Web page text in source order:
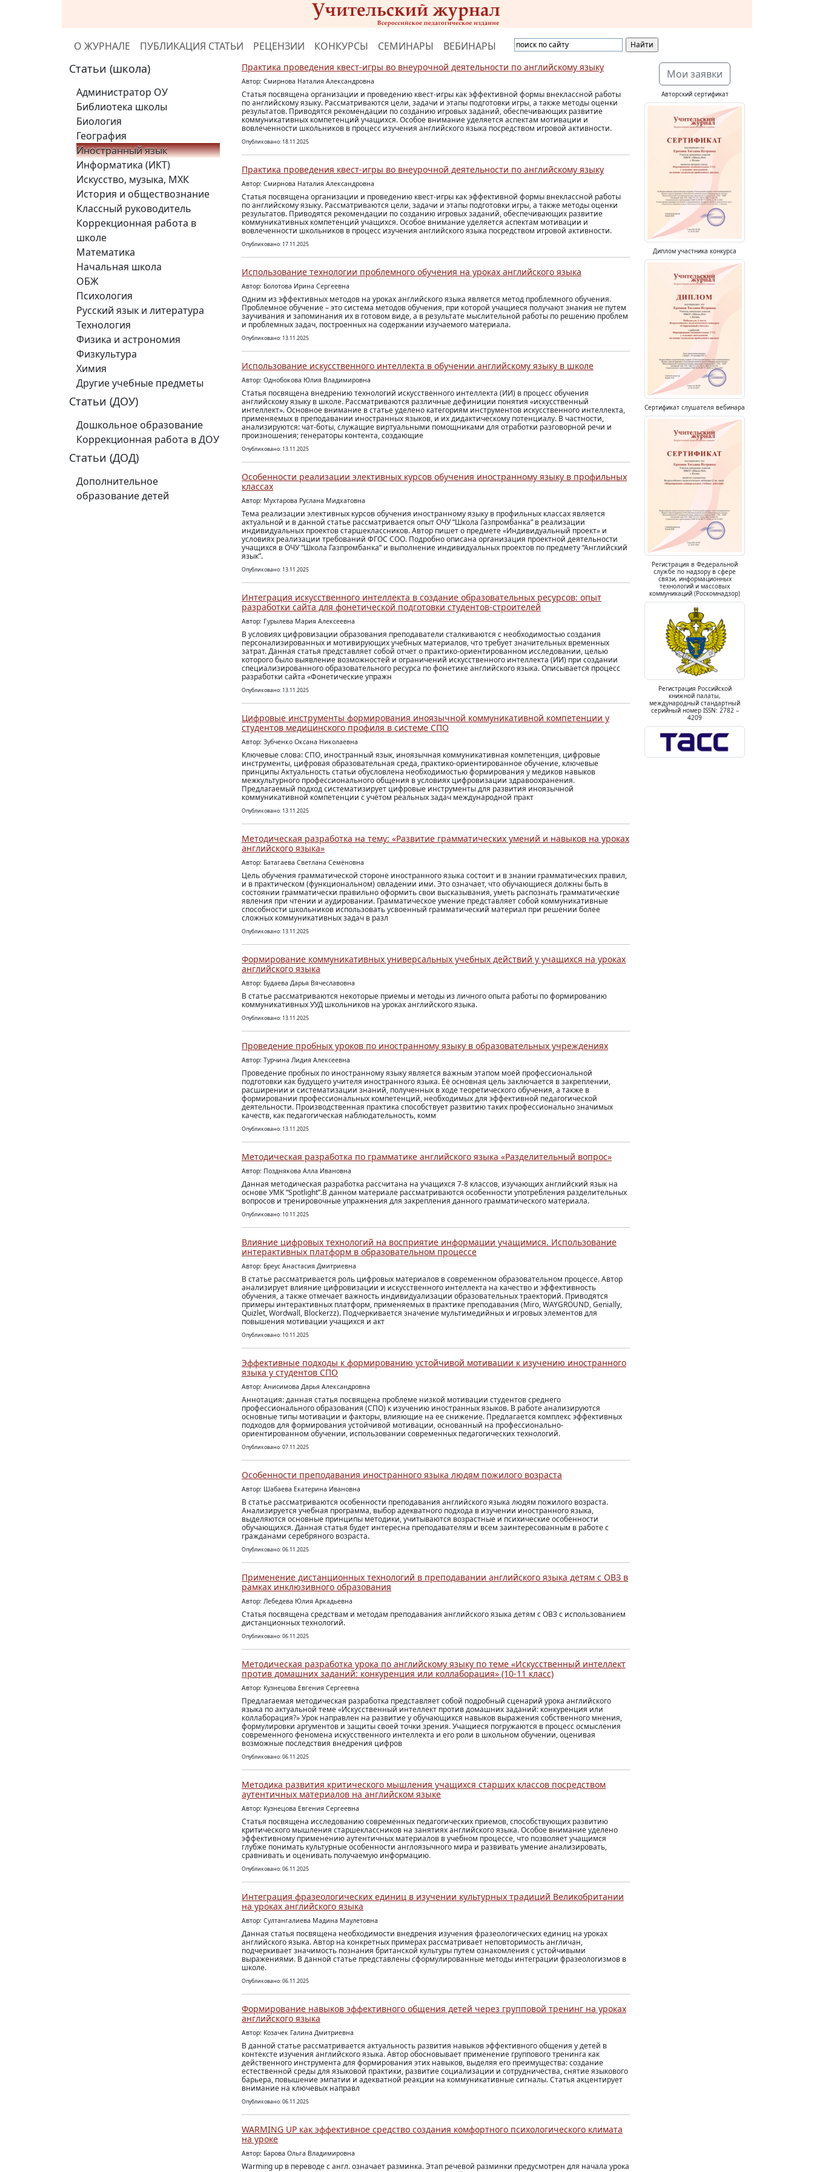
О ЖУРНАЛЕ ПУБЛИКАЦИЯ СТАТЬИ РЕЦЕНЗИИ КОНКУРСЫ СЕМИНАРЫ ВЕБИНАРЫ
Статьи (школа)
Администратор ОУ
Библиотека школы
Биология
География
Иностранный язык
Информатика (ИКТ)
Искусство, музыка, МХК
История и обществознание
Классный руководитель
Коррекционная работа в
школе
Математика
Начальная школа
ОБЖ
Психология
Русский язык и литература
Технология
Физика и астрономия
Физкультура
Химия
Другие учебные предметы
Статьи (ДОУ)
Дошкольное образование
Коррекционная работа в ДОУ
Статьи (ДОД)
Дополнительное
образование детей
Практика проведения квест-игры во внеурочной деятельности по английскому языку
Автор: Смирнова Наталия Александровна
Статья посвящена организации и проведению квест-игры как эффективной формы внеклассной работы
по английскому языку. Рассматриваются цели, задачи и этапы подготовки игры, а также методы оценки
результатов. Приводятся рекомендации по созданию игровых заданий, обеспечивающих развитие
коммуникативных компетенций учащихся. Особое внимание уделяется аспектам мотивации и
вовлеченности школьников в процесс изучения английского языка посредством игровой активности.
Опубликовано: 18.11.2025
Практика проведения квест-игры во внеурочной деятельности по английскому языку
Автор: Смирнова Наталия Александровна
Статья посвящена организации и проведению квест-игры как эффективной формы внеклассной работы
по английскому языку. Рассматриваются цели, задачи и этапы подготовки игры, а также методы оценки
результатов. Приводятся рекомендации по созданию игровых заданий, обеспечивающих развитие
коммуникативных компетенций учащихся. Особое внимание уделяется аспектам мотивации и
вовлеченности школьников в процесс изучения английского языка посредством игровой активности.
Опубликовано: 17.11.2025
Использование технологии проблемного обучения на уроках английского языка
Автор: Болотова Ирина Сергеевна
Одним из эффективных методов на уроках английского языка является метод проблемного обучения.
Проблемное обучение – это система методов обучения, при которой учащиеся получают знания не путем
заучивания и запоминания их в готовом виде, а в результате мыслительной работы по решению проблем
и проблемных задач, построенных на содержании изучаемого материала.
Опубликовано: 13.11.2025
Использование искусственного интеллекта в обучении английскому языку в школе
Автор: Однобокова Юлия Владимировна
Статья посвящена внедрению технологий искусственного интеллекта (ИИ) в процесс обучения
английскому языку в школе. Рассматриваются различные дефиниции понятия «искусственный
интеллект». Основное внимание в статье уделено категориям инструментов искусственного интеллекта,
применяемых в преподавании иностранных языков, и их дидактическому потенциалу. В частности,
анализируются: чат-боты, служащие виртуальными помощниками для отработки разговорной речи и
произношения; генераторы контента, создающие
Опубликовано: 13.11.2025
Особенности реализации элективных курсов обучения иностранному языку в профильных
классах
Автор: Мухтарова Руслана Мидхатовна
Тема реализации элективных курсов обучения иностранному языку в профильных классах является
актуальной и в данной статье рассматривается опыт ОЧУ “Школа Газпромбанка” в реализации
индивидуальных проектов старшеклассников. Автор пишет о предмете «Индивидуальный проект» и
условиях реализации требований ФГОС СОО. Подробно описана организация проектной деятельности
учащихся в ОЧУ “Школа Газпромбанка” и выполнение индивидуальных проектов по предмету “Английский
язык”.
Опубликовано: 13.11.2025
Интеграция искусственного интеллекта в создание образовательных ресурсов: опыт
разработки сайта для фонетической подготовки студентов-строителей
Автор: Гурылева Мария Алексеевна
В условиях цифровизации образования преподаватели сталкиваются с необходимостью создания
персонализированных и мотивирующих учебных материалов, что требует значительных временных
затрат. Данная статья представляет собой отчет о практико-ориентированном исследовании, целью
которого было выявление возможностей и ограничений искусственного интеллекта (ИИ) при создании
специализированного образовательного ресурса по фонетике английского языка. Описывается процесс
разработки сайта «Фонетические упражн
Опубликовано: 13.11.2025
Цифровые инструменты формирования иноязычной коммуникативной компетенции у
студентов медицинского профиля в системе СПО
Автор: Зубченко Оксана Николаевна
Ключевые слова: СПО, иностранный язык, иноязычная коммуникативная компетенция, цифровые
инструменты, цифровая образовательная среда, практико-ориентированное обучение, ключевые
принципы Актуальность статьи обусловлена необходимостью формирования у медиков навыков
межкультурного профессионального общения в условиях цифровизации здравоохранения.
Предлагаемый подход систематизирует цифровые инструменты для развития иноязычной
коммуникативной компетенции с учётом реальных задач международной практ
Опубликовано: 13.11.2025
Методическая разработка на тему: «Развитие грамматических умений и навыков на уроках
английского языка»
Автор: Батагаева Светлана Семёновна
Цель обучения грамматической стороне иностранного языка состоит и в знании грамматических правил,
и в практическом (функциональном) овладении ими. Это означает, что обучающиеся должны быть в
состоянии грамматически правильно оформить свои высказывания, уметь распознать грамматические
явления при чтении и аудировании. Грамматическое умение представляет собой коммуникативные
способности школьников использовать усвоенный грамматический материал при решении более
сложных коммуникативных задач в разл
Опубликовано: 13.11.2025
Формирование коммуникативных универсальных учебных действий у учащихся на уроках
английского языка
Автор: Будаева Дарья Вячеславовна
В статье рассматриваются некоторые приемы и методы из личного опыта работы по формированию
коммуникативных УУД школьников на уроках английского языка.
Опубликовано: 13.11.2025
Проведение пробных уроков по иностранному языку в образовательных учреждениях
Автор: Турчина Лидия Алексеевна
Проведение пробных по иностранному языку является важным этапом моей профессиональной
подготовки как будущего учителя иностранного языка. Её основная цель заключается в закреплении,
расширении и систематизации знаний, полученных в ходе теоретического обучения, а также в
формировании профессиональных компетенций, необходимых для эффективной педагогической
деятельности. Производственная практика способствует развитию таких профессионально значимых
качеств, как педагогическая наблюдательность, комм
Опубликовано: 13.11.2025
Методическая разработка по грамматике английского языка «Разделительный вопрос»
Автор: Позднякова Алла Ивановна
Данная методическая разработка рассчитана на учащихся 7-8 классов, изучающих английский язык на
основе УМК “Spotlight”.В данном материале рассматриваются особенности употребления разделительных
вопросов и тренировочные упражнения для закрепления данного грамматического материала.
Опубликовано: 10.11.2025
Влияние цифровых технологий на восприятие информации учащимися. Использование
интерактивных платформ в образовательном процессе
Автор: Бреус Анастасия Дмитриевна
В статье рассматривается роль цифровых материалов в современном образовательном процессе. Автор
анализирует влияние цифровизации и искусственного интеллекта на качество и эффективность
обучения, а также отмечает важность индивидуализации образовательных траекторий. Приводятся
примеры интерактивных платформ, применяемых в практике преподавания (Miro, WAYGROUND, Genially,
Quizlet, Wordwall, Blockerzz). Подчеркивается значение мультимедийных и игровых элементов для
повышения мотивации учащихся и акт
Опубликовано: 10.11.2025
Эффективные подходы к формированию устойчивой мотивации к изучению иностранного
языка у студентов СПО
Автор: Анисимова Дарья Александровна
Аннотация: данная статья посвящена проблеме низкой мотивации студентов среднего
профессионального образования (СПО) к изучению иностранных языков. В работе анализируются
основные типы мотивации и факторы, влияющие на ее снижение. Предлагается комплекс эффективных
подходов для формирования устойчивой мотивации, основанный на профессионально-
ориентированном обучении, использовании современных педагогических технологий.
Опубликовано: 07.11.2025
Особенности преподавания иностранного языка людям пожилого возраста
Автор: Шабаева Екатерина Ивановна
В статье рассматриваются особенности преподавания английского языка людям пожилого возраста.
Анализируется учебная программа, выбор адекватного подхода в изучении иностранного языка,
выделяются основные принципы методики, учитываются возрастные и психические особенности
обучающихся. Данная статья будет интересна преподавателям и всем заинтересованным в работе с
гражданами серебряного возраста.
Опубликовано: 06.11.2025
Применение дистанционных технологий в преподавании английского языка детям с ОВЗ в
рамках инклюзивного образования
Автор: Лебедева Юлия Аркадьевна
Статья посвящена средствам и методам преподавания английского языка детям с ОВЗ с использованием
дистанционных технологий.
Опубликовано: 06.11.2025
Методическая разработка урока по английскому языку по теме «Искусственный интеллект
против домашних заданий: конкуренция или коллаборация» (10-11 класс)
Автор: Кузнецова Евгения Сергеевна
Предлагаемая методическая разработка представляет собой подробный сценарий урока английского
языка по актуальной теме «Искусственный интеллект против домашних заданий: конкуренция или
коллаборация?» Урок направлен на развитие у обучающихся навыков выражения собственного мнения,
формулировки аргументов и защиты своей точки зрения. Учащиеся погружаются в процесс осмысления
современного феномена искусственного интеллекта и его роли в школьном обучении, оценивая
возможные последствия внедрения цифров
Опубликовано: 06.11.2025
Методика развития критического мышления учащихся старших классов посредством
аутентичных материалов на английском языке
Автор: Кузнецова Евгения Сергеевна
Статья посвящена исследованию современных педагогических приемов, способствующих развитию
критического мышления старшеклассников на занятиях английского языка. Особое внимание уделено
эффективному применению аутентичных материалов в учебном процессе, что позволяет учащимся
глубже понимать культурные особенности англоязычного мира и развивать умение анализировать,
сравнивать и оценивать получаемую информацию.
Опубликовано: 06.11.2025
Интеграция фразеологических единиц в изучении культурных традиций Великобритании
на уроках английского языка
Автор: Султангалиева Мадина Маулетовна
Данная статья посвящена необходимости внедрения изучения фразеологических единиц на уроках
английского языка. Автор на конкретных примерах рассматривает неповторимость англичан,
подчеркивает значимость познания британской культуры путем ознакомления с устойчивыми
выражениями. В данной статье представлены сформулированные методы интеграции фразеологизмов в
школе.
Опубликовано: 06.11.2025
Формирование навыков эффективного общения детей через групповой тренинг на уроках
английского языка
Автор: Козачек Галина Дмитриевна
В данной статье рассматривается актуальность развития навыков эффективного общения у детей в
контексте изучения английского языка. Автор обосновывает применение группового тренинга как
действенного инструмента для формирования этих навыков, выделяя его преимущества: создание
естественной среды для языковой практики, развитие социализации и сотрудничества, снятие языкового
барьера, повышение эмпатии и адекватной реакции на коммуникативные сигналы. Статья акцентирует
внимание на ключевых направл
Опубликовано: 06.11.2025
WARMING UP как эффективное средство создания комфортного психологического климата
на уроке
Автор: Барова Ольга Владимировна
Warming up в переводе с англ. означает разминка. Этап речевой разминки предусмотрен для начала урока
Мои заявки
Авторский сертификат
Диплом участника конкурса
Сертификат слушателя вебинара
Регистрация в Федеральной
службе по надзору в сфере
связи, информационных
технологий и массовых
коммуникаций (Роскомнадзор)
Регистрация Российской
книжной палаты,
международный стандартный
серийный номер ISSN: 2782 –
4209